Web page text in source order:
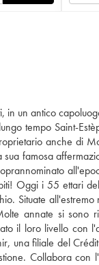
in un antico
tempo Saint-
anche di
famosa
Oggi i 55 ettari
Situate all'estremo
annate si sono
il loro livello con
una filiale del
Collabora con